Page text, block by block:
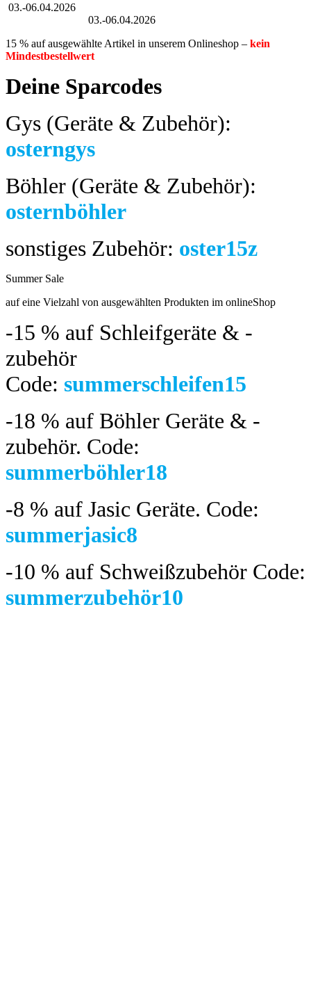
03.-06.04.2026
03.-06.04.2026
15 % auf ausgewählte Artikel in unserem Onlineshop – kein
Mindestbestellwert
Deine Sparcodes
Gys (Geräte & Zubehör):
osterngys
Böhler (Geräte & Zubehör):
osternböhler
sonstiges Zubehör: oster15z
Summer Sale
auf eine Vielzahl von ausgewählten Produkten im onlineShop
-15 % auf Schleifgeräte & -
zubehör
Code: summerschleifen15
-18 % auf Böhler Geräte & -
zubehör. Code:
summerböhler18
-8 % auf Jasic Geräte. Code:
summerjasic8
-10 % auf Schweißzubehör Code:
summerzubehör10